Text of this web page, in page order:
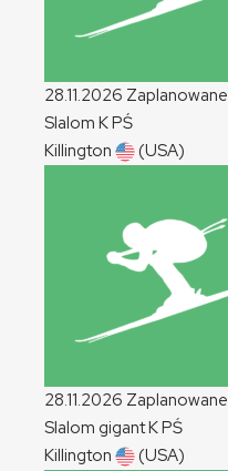
28.11.2026 Zaplanowane
Slalom KPŚ
Killington
(USA)
28.11.2026 Zaplanowane
Slalom gigantKPŚ
Killington
(USA)